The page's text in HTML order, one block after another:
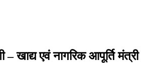
खाद्य एवं नागरिक आपूर्ति मंत्री